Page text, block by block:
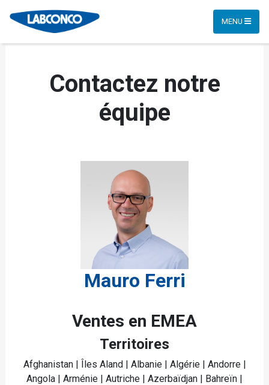
MENU
Contactez notre
équipe
Mauro Ferri
Ventes en EMEA
Territoires
Afghanistan | Îles Aland | Albanie | Algérie | Andorre |
Angola | Arménie | Autriche | Azerbaïdjan | Bahreïn |